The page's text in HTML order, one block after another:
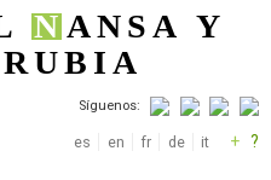
principal
NANSA Y
Síguenos:
es en fr de it + ?